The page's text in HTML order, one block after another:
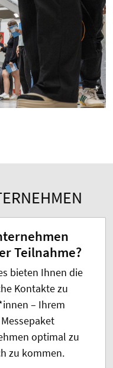
Teilnahme?
bieten Ihnen die
Kontakte zu
– Ihrem
optimal zu
zu kommen.